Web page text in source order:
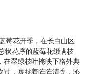
莓花开季，在长白山区
状花序的蓝莓花缀满枝
在翠绿枝叶掩映下格外典
过，裹挟着阵阵清香，沁